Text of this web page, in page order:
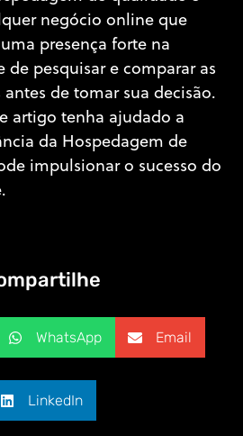
negócio online que
presença forte na
de pesquisar e comparar as
de tomar sua decisão.
artigo tenha ajudado a
da Hospedagem de
impulsionar o sucesso do
WhatsApp Email
LinkedIn